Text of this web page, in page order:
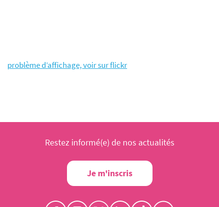
problème d’affichage, voir sur flickr
Restez informé(e) de nos actualités
Je m'inscris